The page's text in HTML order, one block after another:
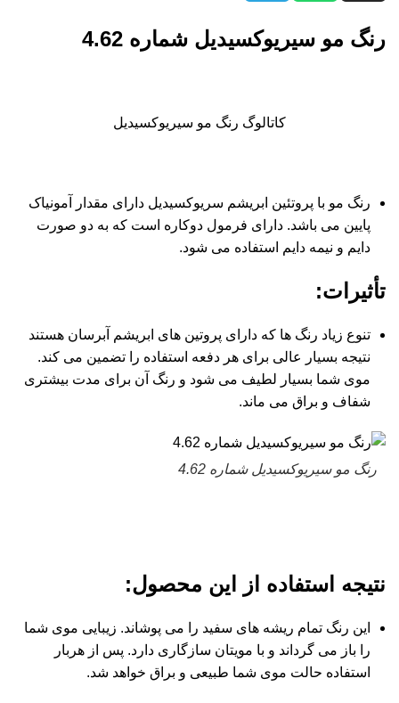
رنگ مو سیریوکسیدیل شماره 4.62
کاتالوگ رنگ مو سیریوکسیدیل
رنگ مو با پروتئین ابریشم سریوکسیدیل دارای مقدار آمونیاک
پایین می باشد. دارای فرمول دوکاره است که به دو صورت
دایم و نیمه دایم استفاده می شود.
تأثیرات:
تنوع زیاد رنگ ها که دارای پروتین های ابریشم آبرسان هستند
نتیجه بسیار عالی برای هر دفعه استفاده را تضمین می کند.
موی شما بسیار لطیف می شود و رنگ آن برای مدت بیشتری
شفاف و براق می ماند.
رنگ مو سیریوکسیدیل شماره 4.62
نتیجه استفاده از این محصول:
این رنگ تمام ریشه های سفید را می پوشاند. زیبایی موی شما
را باز می گرداند و با مویتان سازگاری دارد. پس از هربار
استفاده حالت موی شما طبیعی و براق خواهد شد.